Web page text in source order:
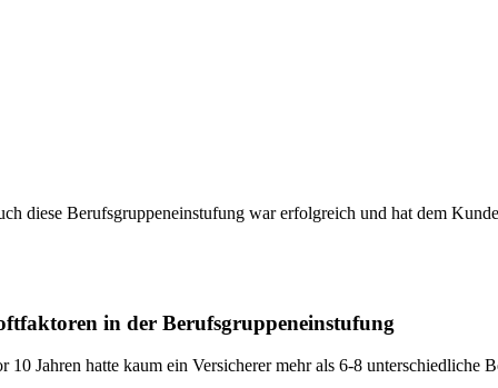
diese Berufsgruppeneinstufung war erfolgreich und hat dem
in der Berufsgruppeneinstufung
10 Jahren hatte kaum ein Versicherer mehr als 6-8 unterschiedliche